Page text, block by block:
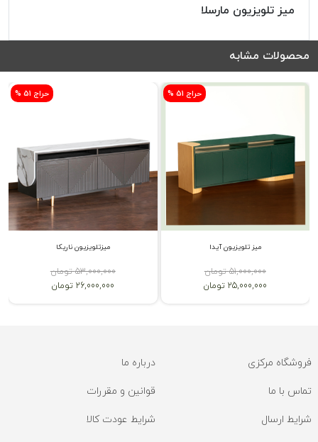
میز تلویزیون مارسلا
محصولات مشابه
% حراج 51
میزتلویزیون ناریکا
53,000,000 تومان
26,000,000 تومان
% حراج 51
میز تلویزیون آیدا
51,000,000 تومان
25,000,000 تومان
فروشگاه مرکزی درباره ما
تماس با ما قوانین و مقررات
شرایط ارسال شرایط عودت کالا